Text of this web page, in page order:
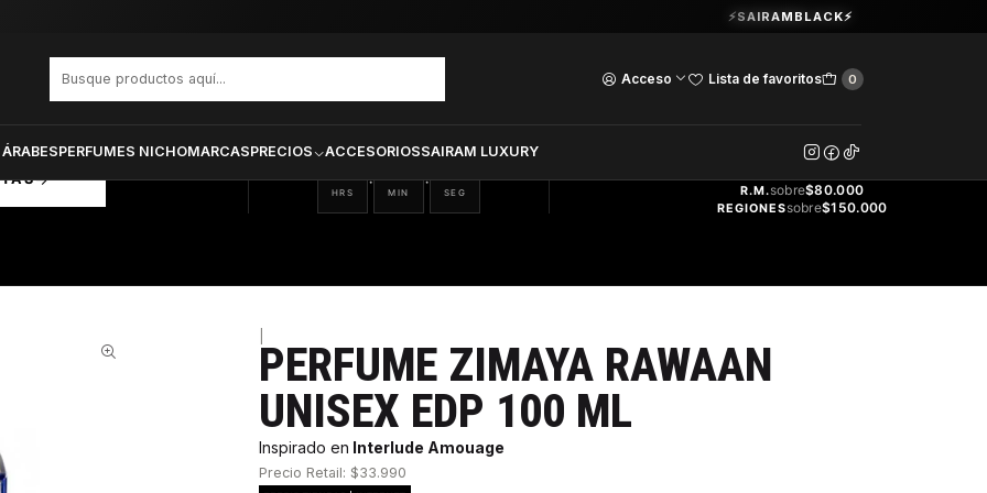
Acceso Lista de favoritos 0
PERFUMES NICHOMARCASPRECIOS ACCESORIOSSAIRAM LUXURY
Guardia Vieja 202. Oficina 102.Ver Horarios
⚡SAIRAMBLACK⚡
UNISEX EDP 100 ML
06
HRS
: 24
MIN
: 19
SEG
GRATIS
R.M.sobre$80.000
REGIONESsobre$150.000
PERFUME ZIMAYA RAWAAN
UNISEX EDP 100 ML
Inspirado en Interlude Amouage
Precio Retail: $33.990